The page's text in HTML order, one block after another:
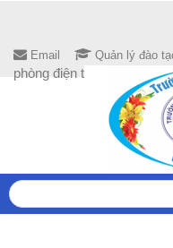
Email Quản lý đào
phòng điện tử